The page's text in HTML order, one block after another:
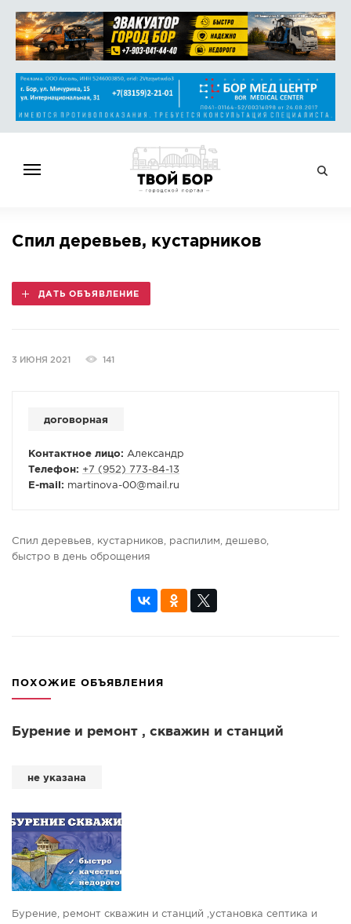
НОВОСТИ
ОБЪЯВЛЕНИЯ
КОНКУРСЫ
ГОЛОСОВАНИЯ
Спил деревьев, кустарников
ДАТЬ ОБЪЯВЛЕНИЕ
3 ИЮНЯ 2021 141
договорная
Контактное лицо: Александр
Телефон: +7 (952) 773-84-13
E-mail: martinova-00@mail.ru
Спил деревьев, кустарников, распилим, дешево,
быстро в день оброщения
ПОХОЖИЕ ОБЪЯВЛЕНИЯ
Бурение и ремонт , скважин и станций
не указана
Бурение, ремонт скважин и станций ,установка септика и